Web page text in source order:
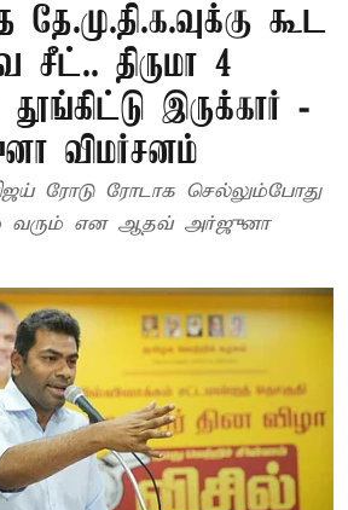
கூட
சீட்.. திருமா 4
இருக்கார் -
விமர்சனம்
ரோடு ரோடாக செல்லும்போது
வரும் என ஆதவ் அர்ஜுனா